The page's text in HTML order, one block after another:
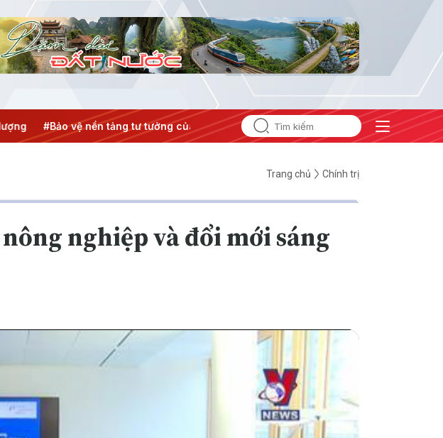
#Bảo vệ nền tảng tư tưởng của Đảng #Hội nghị Trung ương 3
Trang chủ Chính trị
nghiệp và đổi mới sáng